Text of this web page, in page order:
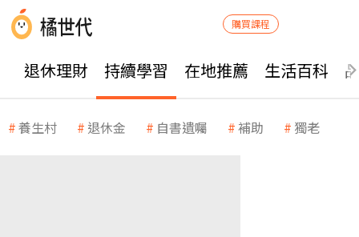
購買課程
退休理財 持續學習 在地推薦 生活百科
養生村 退休金 自書遺囑 補助 獨老